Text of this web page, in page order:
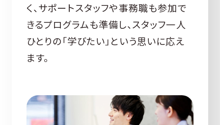
く、サポートスタッフや事務職も参加で
きるプログラムも準備し、スタッフ一人
ひとりの「学びたい」という思いに応え
ます。